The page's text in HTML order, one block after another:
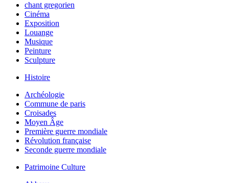
chant gregorien
Cinéma
Exposition
Louange
Musique
Peinture
Sculpture
Histoire
Archéologie
Commune de paris
Croisades
Moyen Âge
Première guerre mondiale
Révolution française
Seconde guerre mondiale
Patrimoine Culture